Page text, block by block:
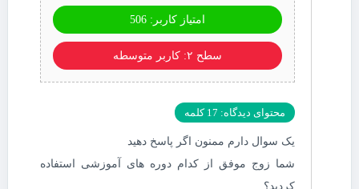
امتیاز کاربر: 506
سطح ۲: کاربر متوسطه
محتوای دیدگاه: 17 کلمه
یک سوال دارم ممنون اگر پاسخ دهید
شما زوج موفق از کدام دوره های آموزشی استفاده
کردید؟